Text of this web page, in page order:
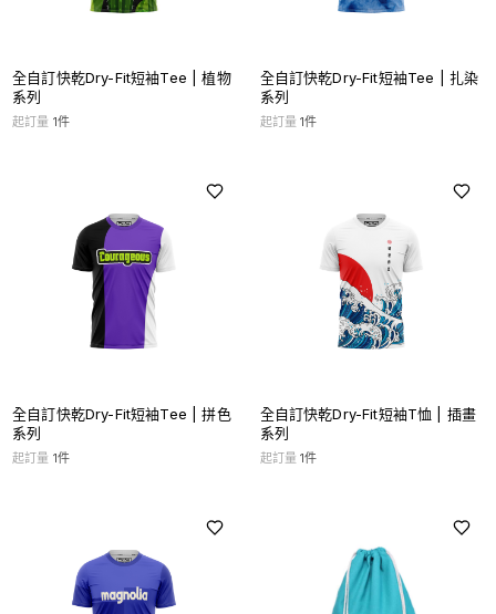
全自訂快乾Dry-Fit短袖Tee | 植物
系列
起訂量 1件
全自訂快乾Dry-Fit短袖Tee | 扎染
系列
起訂量 1件
全自訂快乾Dry-Fit短袖Tee | 拼色
系列
起訂量 1件
全自訂快乾Dry-Fit短袖T恤 | 插畫
系列
起訂量 1件